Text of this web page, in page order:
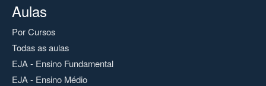
Aulas
Por Cursos
Todas as aulas
EJA - Ensino Fundamental
EJA - Ensino Médio